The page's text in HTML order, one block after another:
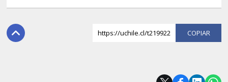
https://uchile.cl/t219922